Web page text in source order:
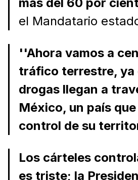
el Mandatario
''Ahora vamos a
tráfico terrestre, ya
drogas llegan a
México, un país
control de su
Los cárteles
es triste; la